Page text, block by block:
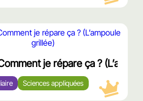
je répare ça ?
Sciences appliquées